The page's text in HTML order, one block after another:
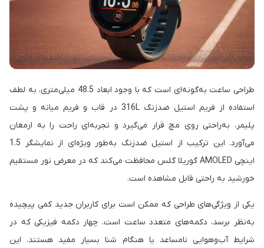
طراحی ساعت به‌گونه‌ای است که با وجود ابعاد 48.5 میلی‌متری، به لطف
استفاده از فریم استیل ضدزنگ 316L در قاب و فریم میانه و پشت
پلیمر، به‌راحتی روی مچ قرار می‌گیرد و تجربه‌ای راحت را به ارمغان
می‌آورد. این ترکیب از استیل ضدزنگ به‌طور ویژه‌ای از نمایشگر 1.5
اینچی AMOLED گوریلا گلس محافظت می‌کند که در معرض نور مستقیم
خورشید به راحتی قابل مشاهده است.
یکی از ویژگی‌های طراحی که ممکن است برای کاربران جدید کمی پیچیده
به‌نظر برسد، دکمه‌های متعدد ساعت است. چهار دکمه فیزیکی که در
شرایط آب‌وهوایی نامساعد یا هنگام شنا بسیار مفید هستند. این